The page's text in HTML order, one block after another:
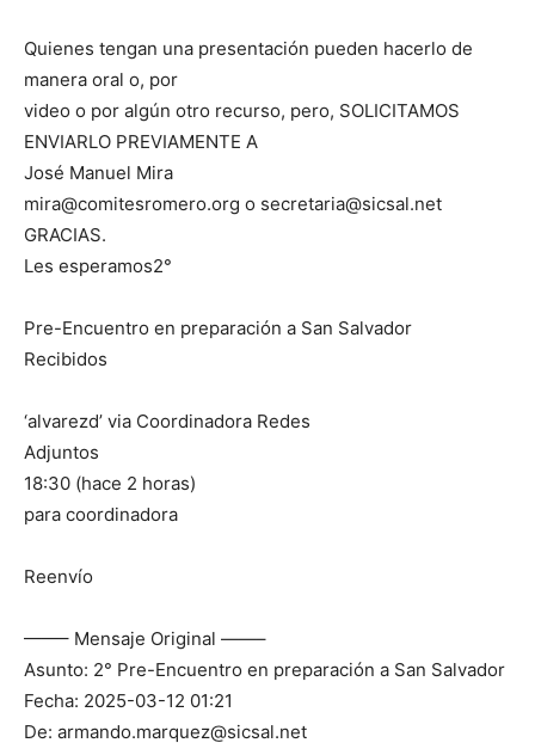
Quienes tengan una presentación pueden hacerlo de
manera oral o, por
video o por algún otro recurso, pero, SOLICITAMOS
ENVIARLO PREVIAMENTE A
José Manuel Mira
mira@comitesromero.org o secretaria@sicsal.net
GRACIAS.
Les esperamos2°
Pre-Encuentro en preparación a San Salvador
Recibidos
‘alvarezd’ via Coordinadora Redes
Adjuntos
18:30 (hace 2 horas)
para coordinadora
Reenvío
——– Mensaje Original ——–
Asunto: 2° Pre-Encuentro en preparación a San Salvador
Fecha: 2025-03-12 01:21
De: armando.marquez@sicsal.net